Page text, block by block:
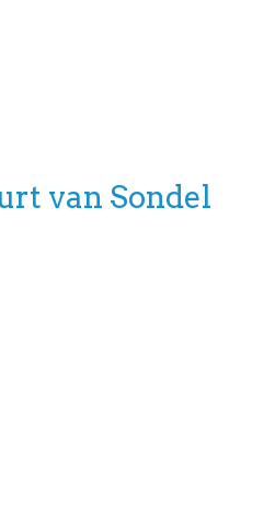
van Sondel